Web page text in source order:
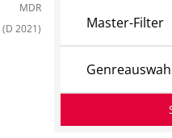
MDR
(D 2021)
Master-Filter